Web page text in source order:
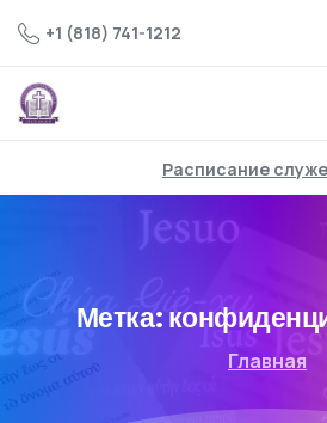
+1 (818) 741-1212
Расписание
Метка:
Главная